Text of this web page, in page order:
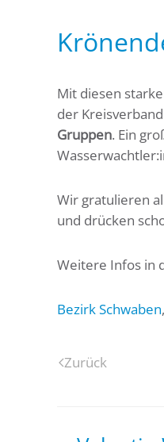
Mit diesen
der Kreisverband
Gruppen. Ein
Wir gratulieren
und drücken
Weitere Infos in
Bezirk Schwaben,
Zurück